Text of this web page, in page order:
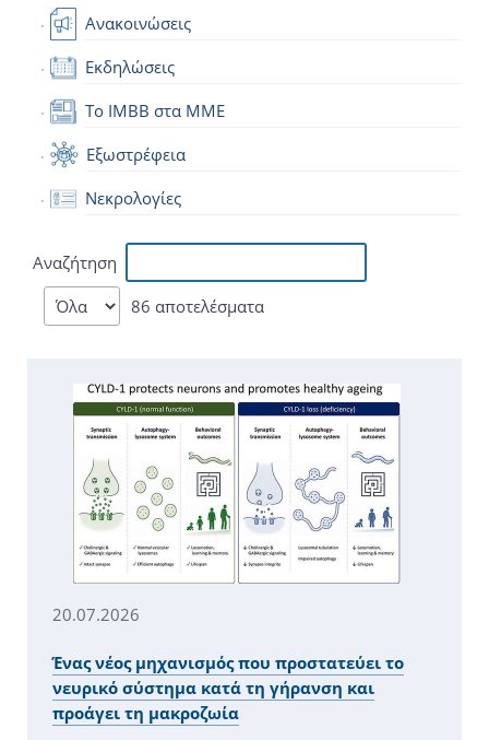
Ανακοινώσεις
Εκδηλώσεις
Το IMBB στα ΜΜΕ
Εξωστρέφεια
Νεκρολογίες
Αναζήτηση
86 αποτελέσματα
20.07.2026
Ένας νέος μηχανισμός που προστατεύει το
νευρικό σύστημα κατά τη γήρανση και
προάγει τη μακροζωία